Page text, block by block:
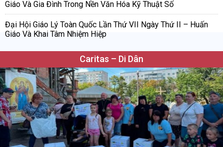
Giáo Và Gia Đình Trong Nền Văn Hóa Kỹ Thuật Số
Đại Hội Giáo Lý Toàn Quốc Lần Thứ VII Ngày Thứ II – Huấn
Giáo Và Khai Tâm Nhiệm Hiệp
Caritas – Di Dân